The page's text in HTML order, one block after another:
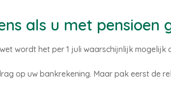
als u met pensioen
wordt het per 1 juli waarschijnlijk mogelijk
op uw bankrekening. Maar pak eerst de